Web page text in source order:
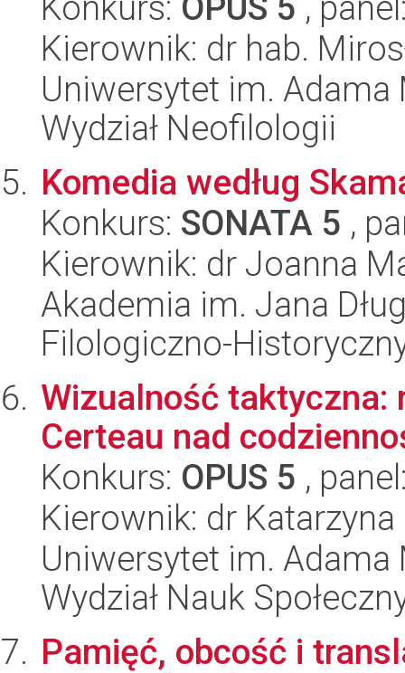
Kierownik: dr hab.
Uniwersytet im.
Wydział Neofilologii
Komedia według
Konkurs: SONATA 5 ,
Kierownik: dr Joanna
Akademia im. Jana
Filologiczno-
Wizualność
Certeau nad
Konkurs: OPUS 5 ,
Kierownik: dr
Uniwersytet im.
Wydział Nauk
Pamięć, obcość i